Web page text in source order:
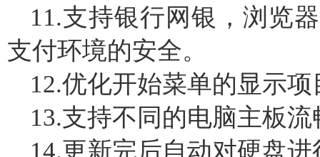
11.支持银行网银，浏览
支付环境的安全。
12.优化开始菜单的显示项
13.支持不同的电脑主板
14.更新完后自动对硬盘